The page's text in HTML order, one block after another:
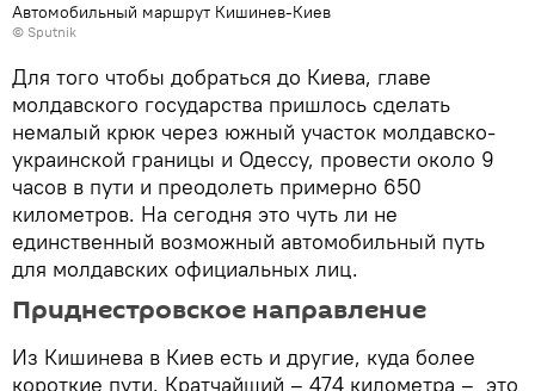
Автомобильный маршрут Кишинев-Киев
© Sputnik
Для того чтобы добраться до Киева, главе
молдавского государства пришлось сделать
немалый крюк через южный участок молдавско-
украинской границы и Одессу, провести около 9
часов в пути и преодолеть примерно 650
километров. На сегодня это чуть ли не
единственный возможный автомобильный путь
для молдавских официальных лиц.
Приднестровское направление
Из Кишинева в Киев есть и другие, куда более
короткие пути. Кратчайший – 474 километра – это